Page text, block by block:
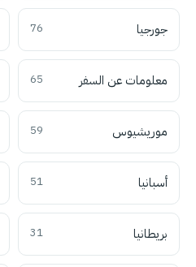
جورجيا 76
معلومات عن السفر 65
موريشيوس 59
أسبانيا 51
بريطانيا 31